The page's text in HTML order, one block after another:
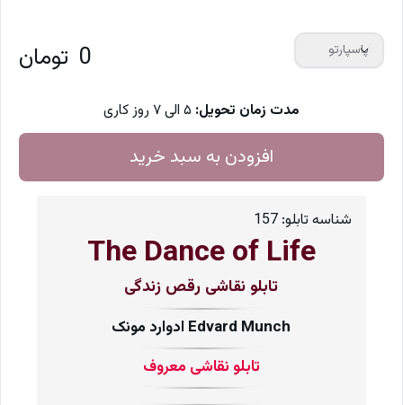
پاسپارتو 0 تومان
مدت زمان تحویل: ۵ الی ۷ روز کاری
افزودن به سبد خرید
شناسه تابلو:157
The Dance of Life
تابلو نقاشی رقص زندگی
ادوارد مونک Edvard Munch
تابلو نقاشی معروف